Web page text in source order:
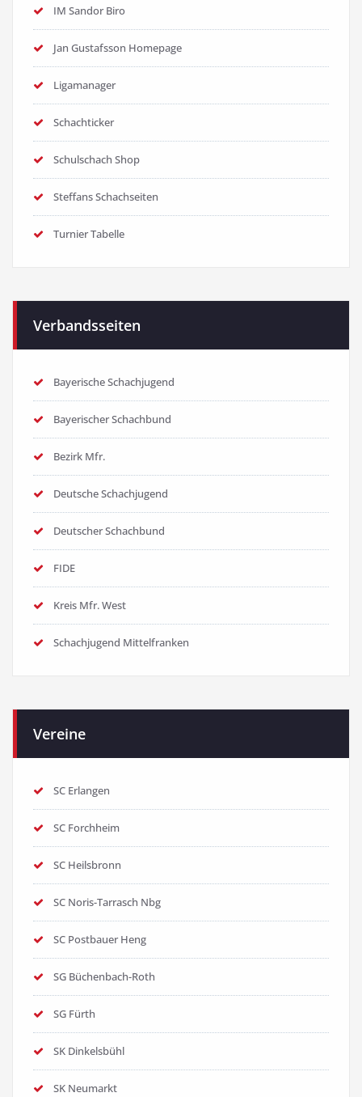
IM Sandor Biro
Jan Gustafsson Homepage
Ligamanager
Schachticker
Schulschach Shop
Steffans Schachseiten
Turnier Tabelle
Verbandsseiten
Bayerische Schachjugend
Bayerischer Schachbund
Bezirk Mfr.
Deutsche Schachjugend
Deutscher Schachbund
FIDE
Kreis Mfr. West
Schachjugend Mittelfranken
Vereine
SC Erlangen
SC Forchheim
SC Heilsbronn
SC Noris-Tarrasch Nbg
SC Postbauer Heng
SG Büchenbach-Roth
SG Fürth
SK Dinkelsbühl
SK Neumarkt